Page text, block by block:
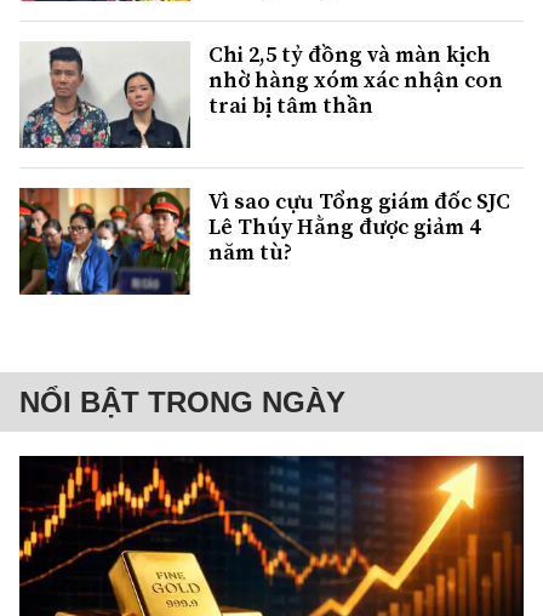
Chi 2,5 tỷ đồng và màn kịch
nhờ hàng xóm xác nhận con
trai bị tâm thần
Vì sao cựu Tổng giám đốc SJC
Lê Thúy Hằng được giảm 4
năm tù?
NỔI BẬT TRONG NGÀY